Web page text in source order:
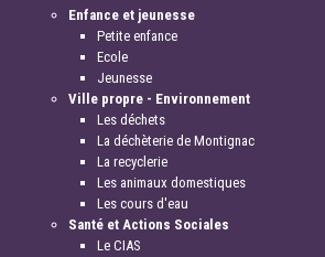
Enfance et jeunesse
Petite enfance
Ecole
Jeunesse
Ville propre - Environnement
Les déchets
La déchèterie de Montignac
La recyclerie
Les animaux domestiques
Les cours d'eau
Santé et Actions Sociales
Le CIAS